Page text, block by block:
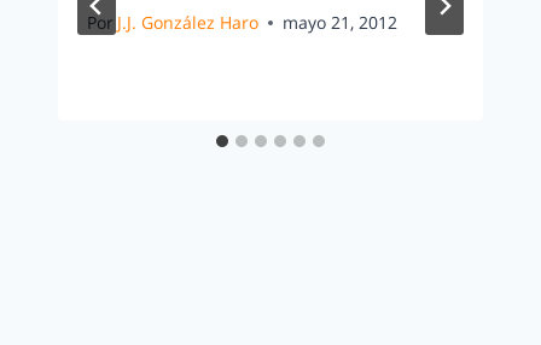
Por J.J. González Haro mayo 21, 2012